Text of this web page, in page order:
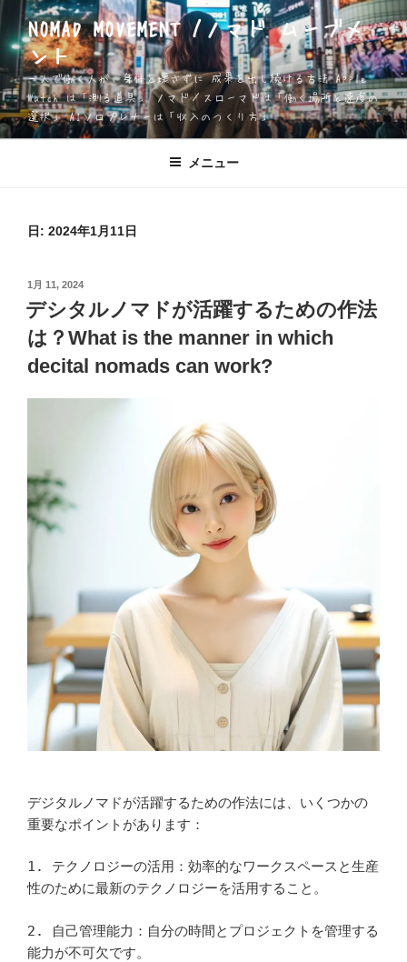
ン
テ
ン
ツ
へ
ス
NOMAD MOVEMENT /ノマド ムーブメ
ント
一人で働く人が、身体を壊さずに 成果を出し続ける方法 Apple
Watch は「測る道具」 ノマド／スローマドは「働く場所と速度の
選択」 AIソロプレナーは「収入のつくり方」
メニュー
日: 2024年1月11日
投
稿
日:
1月 11, 2024
デシタルノマドが活躍するための作法
は？What is the manner in which
decital nomads can work?
デジタルノマドが活躍するための作法には、いくつかの
重要なポイントがあります：
1. テクノロジーの活用：効率的なワークスペースと生産
性のために最新のテクノロジーを活用すること。
2. 自己管理能力：自分の時間とプロジェクトを管理する
能力が不可欠です。